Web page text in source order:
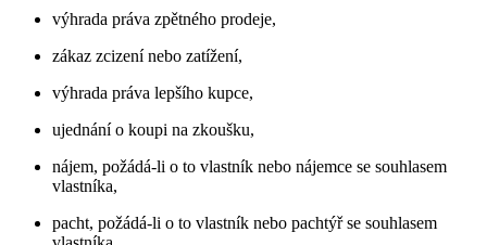
výhrada práva zpětného prodeje,
zákaz zcizení nebo zatížení,
výhrada práva lepšího kupce,
ujednání o koupi na zkoušku,
nájem, požádá-li o to vlastník nebo nájemce se souhlasem
vlastníka,
pacht, požádá-li o to vlastník nebo pachtýř se souhlasem